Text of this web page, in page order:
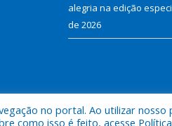
alegria na edição
de 2026
de São Miguel do Guamá.
no portal. Ao utilizar
como isso é feito, acesse